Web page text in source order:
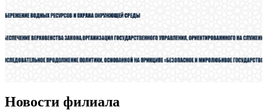
Новости филиала